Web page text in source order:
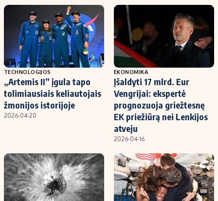
TECHNOLOGIJOS
„Artemis II” įgula tapo
tolimiausiais keliautojais
žmonijos istorijoje
2026-04-20
EKONOMIKA
Įšaldyti 17 mlrd. Eur
Vengrijai: ekspertė
prognozuoja griežtesnę
EK priežiūrą nei Lenkijos
atveju
2026-04-16